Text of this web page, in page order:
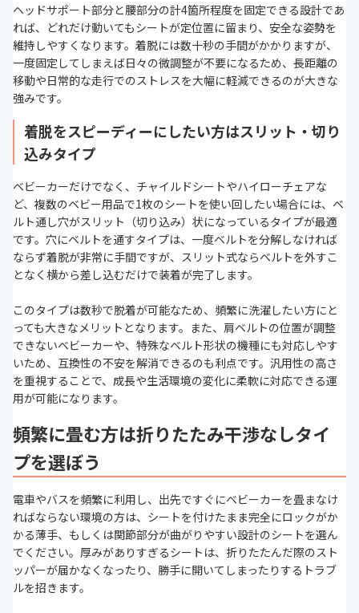
ヘッドサポート部分と腰部分の計4箇所程度を固定できる設計であ
れば、どれだけ動いてもシートが定位置に留まり、安全な姿勢を
維持しやすくなります。着脱には数十秒の手間がかかりますが、
一度固定してしまえば日々の微調整が不要になるため、長距離の
移動や日常的な走行でのストレスを大幅に軽減できるのが大きな
強みです。
着脱をスピーディーにしたい方はスリット・切り
込みタイプ
ベビーカーだけでなく、チャイルドシートやハイローチェアな
ど、複数のベビー用品で1枚のシートを使い回したい場合には、ベ
ルト通し穴がスリット（切り込み）状になっているタイプが最適
です。穴にベルトを通すタイプは、一度ベルトを分解しなければ
ならず着脱が非常に手間ですが、スリット式ならベルトを外すこ
となく横から差し込むだけで装着が完了します。
このタイプは数秒で脱着が可能なため、頻繁に洗濯したい方にと
っても大きなメリットとなります。また、肩ベルトの位置が調整
できないベビーカーや、特殊なベルト形状の機種にも対応しやす
いため、互換性の不安を解消できるのも利点です。汎用性の高さ
を重視することで、成長や生活環境の変化に柔軟に対応できる運
用が可能になります。
頻繁に畳む方は折りたたみ干渉なしタイ
プを選ぼう
電車やバスを頻繁に利用し、出先ですぐにベビーカーを畳まなけ
ればならない環境の方は、シートを付けたまま完全にロックがか
かる薄手、もしくは関節部分が曲がりやすい設計のシートを選ん
でください。厚みがありすぎるシートは、折りたたんだ際のスト
ッパーが届かなくなったり、勝手に開いてしまったりするトラブ
ルを招きます。